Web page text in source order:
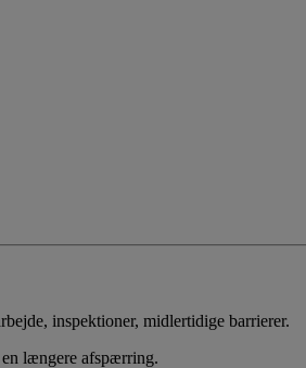
inspektioner, midlertidige barrierer.
en længere afspærring.